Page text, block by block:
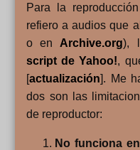
Para la
refiero a audios que
o en Archive.org),
script de Yahoo!,
[actualización]. Me
dos son las
de reproductor:
No funciona